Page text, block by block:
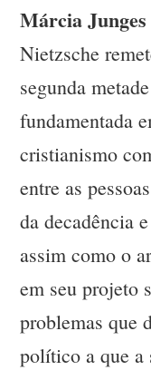
Márcia Junges
Nietzsche
segunda
fundamentada
cristianismo
entre as
da decadência
assim como o
em seu projeto
problemas que
político a que a